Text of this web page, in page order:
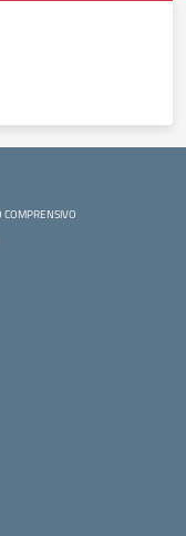
COMPRENSIVO